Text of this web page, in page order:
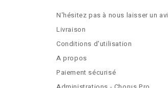
N'hésitez pas à nous laisser un
Livraison
Conditions d'utilisation
A propos
Paiement sécurisé